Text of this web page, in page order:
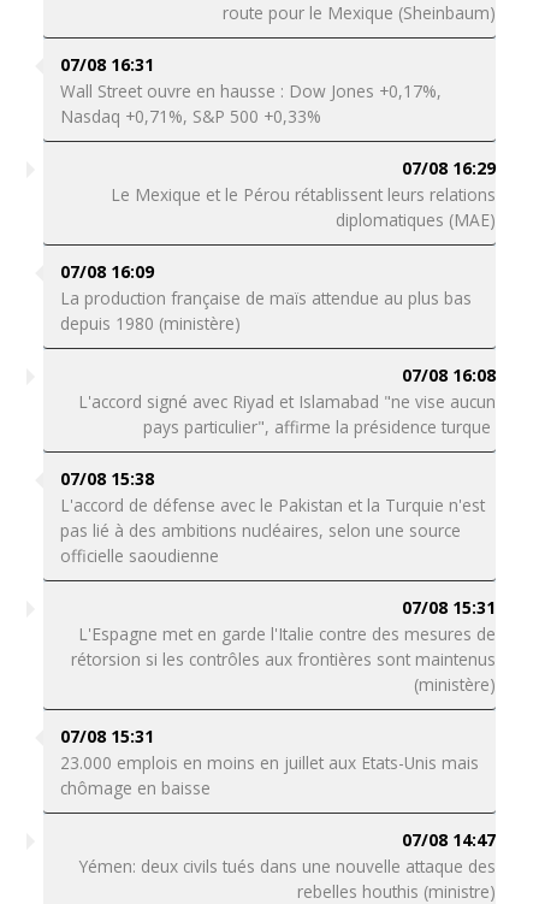
route pour le Mexique (Sheinbaum)
07/08 16:31
Wall Street ouvre en hausse : Dow Jones +0,17%,
Nasdaq +0,71%, S&P 500 +0,33%
07/08 16:29
Le Mexique et le Pérou rétablissent leurs relations
diplomatiques (MAE)
07/08 16:09
La production française de maïs attendue au plus bas
depuis 1980 (ministère)
07/08 16:08
L'accord signé avec Riyad et Islamabad "ne vise aucun
pays particulier", affirme la présidence turque
07/08 15:38
L'accord de défense avec le Pakistan et la Turquie n'est
pas lié à des ambitions nucléaires, selon une source
officielle saoudienne
07/08 15:31
L'Espagne met en garde l'Italie contre des mesures de
rétorsion si les contrôles aux frontières sont maintenus
(ministère)
07/08 15:31
23.000 emplois en moins en juillet aux Etats-Unis mais
chômage en baisse
07/08 14:47
Yémen: deux civils tués dans une nouvelle attaque des
rebelles houthis (ministre)